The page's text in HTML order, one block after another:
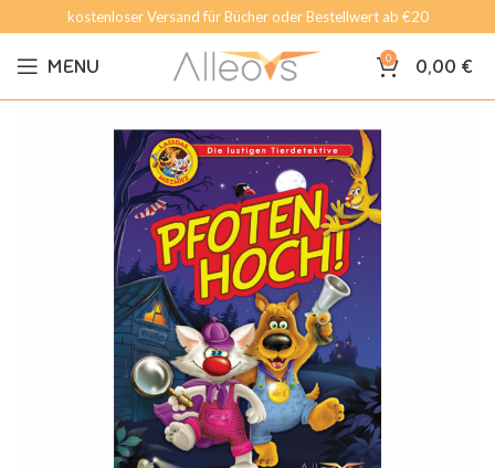
kostenloser Versand für Bücher oder Bestellwert ab €20
MENU 0 0,00 €